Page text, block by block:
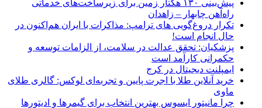
پیش‌بینی ۱۳۰ هکتار زمین برای زیرساخت‌های خدماتی
راه‌آهن چابهار – زاهدان
تکرار دروغ‌گویی های ترامپ: مذاکرات با ایران هم‌اکنون در
حال انجام است!
پزشکیان: تحقق عدالت در سلامت، از الزامات توسعه و
حکمرانی کارآمد است
ایمپلنت دیجیتال در کرج
خرید آنلاین طلا با اجرت پایین و تجربه‌ای لوکس: گالری طلای
ماوی
چرا مانیتور ایسوس بهترین انتخاب برای گیمرها و ادیتورها